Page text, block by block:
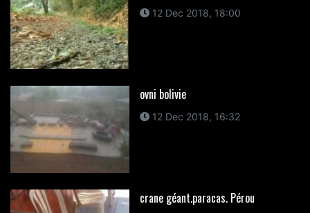
12 Dec 2018, 18:00
ovni bolivie
12 Dec 2018, 16:32
crane géant.paracas. Pérou